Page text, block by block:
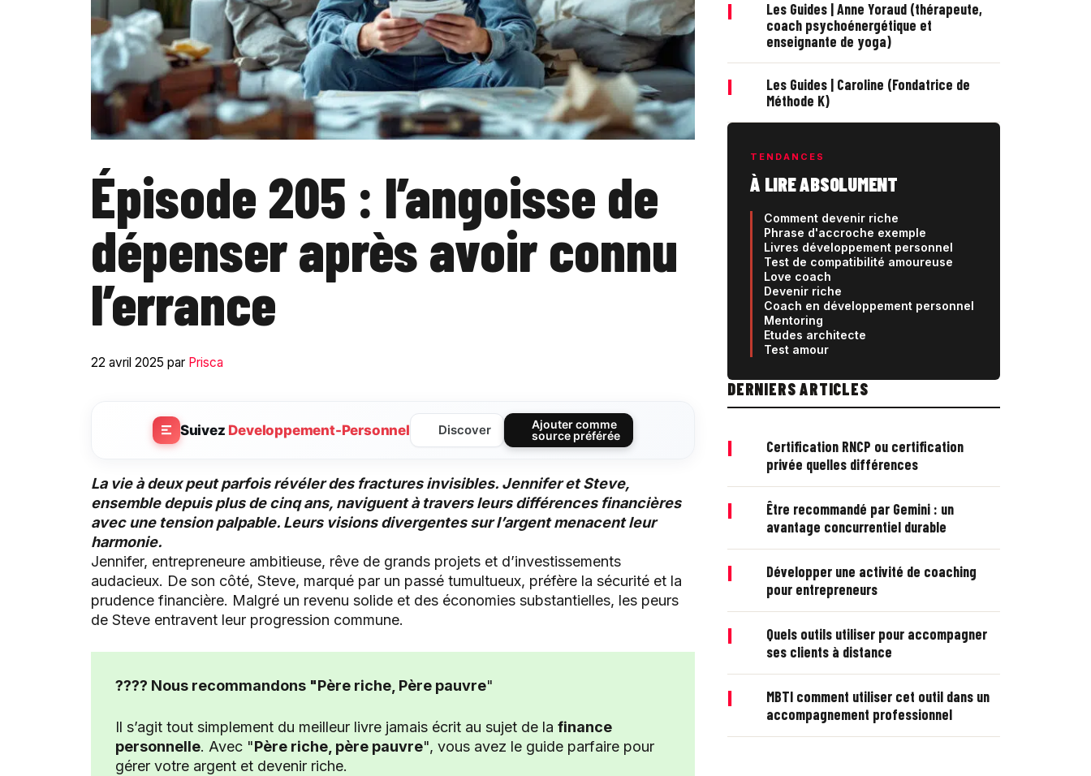
Épisode 205 : l’angoisse de
dépenser après avoir connu
l’errance
22 avril 2025 par Prisca
Suivez Developpement-Personnel Discover
Ajouter comme
source préférée
La vie à deux peut parfois révéler des fractures invisibles. Jennifer et Steve,
ensemble depuis plus de cinq ans, naviguent à travers leurs différences financières
avec une tension palpable. Leurs visions divergentes sur l’argent menacent leur
harmonie.
Jennifer, entrepreneure ambitieuse, rêve de grands projets et d’investissements
audacieux. De son côté, Steve, marqué par un passé tumultueux, préfère la sécurité et la
prudence financière. Malgré un revenu solide et des économies substantielles, les peurs
de Steve entravent leur progression commune.
???? Nous recommandons "Père riche, Père pauvre"
Il s’agit tout simplement du meilleur livre jamais écrit au sujet de la finance
personnelle. Avec "Père riche, père pauvre", vous avez le guide parfaire pour
gérer votre argent et devenir riche.
|
Les Guides | Anne Yoraud (thérapeute,
coach psychoénergétique et
enseignante de yoga)
|
Les Guides | Caroline (Fondatrice de
Méthode K)
TENDANCES
À LIRE ABSOLUMENT
Comment devenir riche
Phrase d'accroche exemple
Livres développement personnel
Test de compatibilité amoureuse
Love coach
Devenir riche
Coach en développement personnel
Mentoring
Etudes architecte
Test amour
DERNIERS ARTICLES
|
Certification RNCP ou certification
privée quelles différences
|
Être recommandé par Gemini : un
avantage concurrentiel durable
|
Développer une activité de coaching
pour entrepreneurs
|
Quels outils utiliser pour accompagner
ses clients à distance
|
MBTI comment utiliser cet outil dans un
accompagnement professionnel